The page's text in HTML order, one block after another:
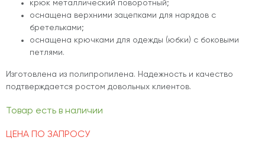
крюк металлический поворотный;
оснащена верхними зацепками для нарядов с
бретельками;
оснащена крючками для одежды (юбки) с боковыми
петлями.
Изготовлена из полипропилена. Надежность и качество
подтверждается ростом довольных клиентов.
Товар есть в наличии
ЦЕНА ПО ЗАПРОСУ